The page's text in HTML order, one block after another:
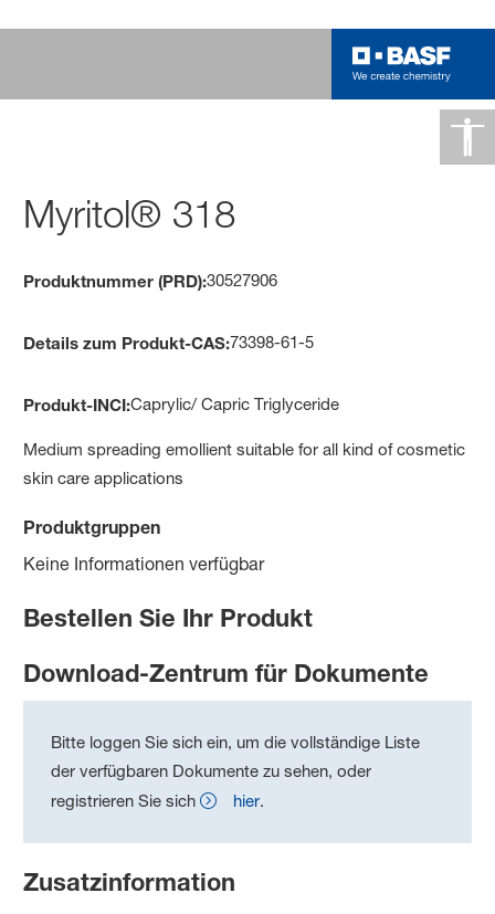
Myritol® 318
Produktnummer (PRD):30527906
Details zum Produkt-CAS:73398-61-5
Produkt-INCI:Caprylic/ Capric Triglyceride
Medium spreading emollient suitable for all kind of cosmetic
skin care applications
Produktgruppen
Keine Informationen verfügbar
Bestellen Sie Ihr Produkt
Download-Zentrum für Dokumente
Bitte loggen Sie sich ein, um die vollständige Liste
der verfügbaren Dokumente zu sehen, oder
registrieren Sie sich
hier.
Zusatzinformation